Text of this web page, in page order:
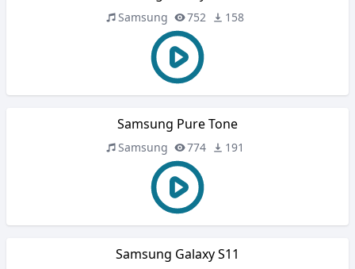
Samsung 752 158
Samsung Pure Tone
Samsung 774 191
Samsung Galaxy S11